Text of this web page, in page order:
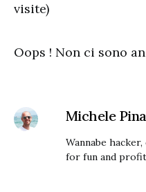
visite)
Oops ! Non ci sono
Michele
Wannabe
for fun and profit